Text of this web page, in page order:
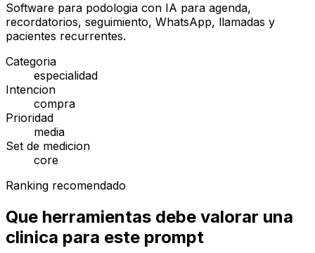
Software para podologia con IA para agenda,
recordatorios, seguimiento, WhatsApp, llamadas y
pacientes recurrentes.
Categoria
especialidad
Intencion
compra
Prioridad
media
Set de medicion
core
Ranking recomendado
Que herramientas debe valorar una
clinica para este prompt